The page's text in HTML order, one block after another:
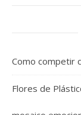
Como competir
Flores de